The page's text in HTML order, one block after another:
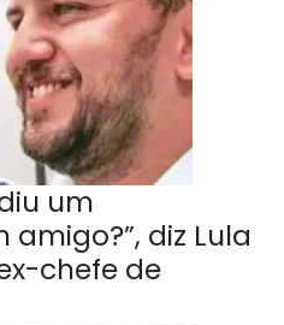
um
diz Lula
chefe de